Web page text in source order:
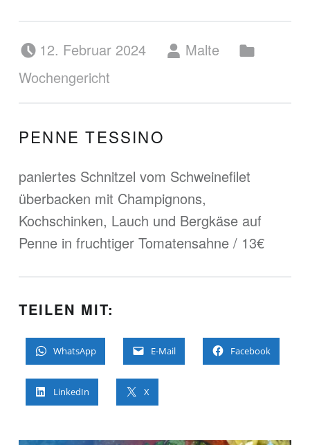
12. Februar 2024 Malte
Wochengericht
PENNE TESSINO
paniertes Schnitzel vom Schweinefilet
überbacken mit Champignons,
Kochschinken, Lauch und Bergkäse auf
Penne in fruchtiger Tomatensahne / 13€
TEILEN MIT:
WhatsApp E-Mail Facebook
LinkedIn X